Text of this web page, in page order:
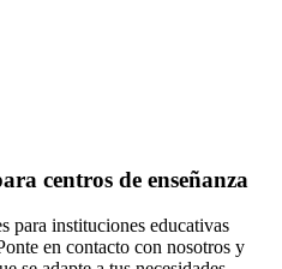
centros de enseñanza
para instituciones educativas
en contacto con nosotros y